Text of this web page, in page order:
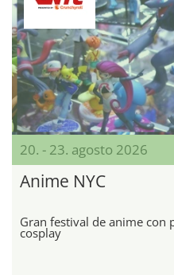
20. - 23. agosto 2026
Anime NYC
Gran festival de anime con
cosplay